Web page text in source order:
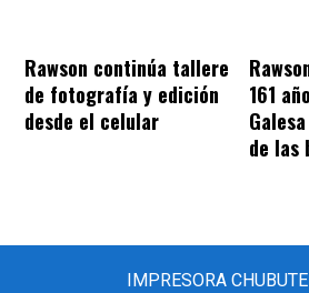
Rawson continúa tallere
de fotografía y edición
desde el celular
161
de las
IMPRESORA